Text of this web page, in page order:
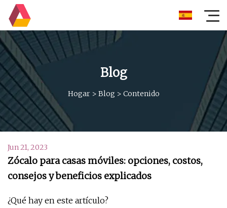
Blog
Hogar> Blog > Contenido
Jun 21, 2023
Zócalo para casas móviles: opciones, costos,
consejos y beneficios explicados
¿Qué hay en este artículo?